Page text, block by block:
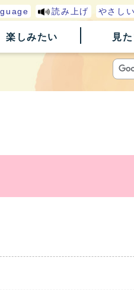
読み上げ やさし
楽しみたい 見